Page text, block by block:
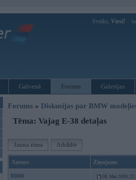
Sveiks, Viesi!
Galvenā Forums Galerijas
Forums » Diskusijas par BMW
Tēma: Vajag E-38 detaļas
Jauna tēma Atbildēt
Autors Ziņojums
9000 08. Mar 2009,